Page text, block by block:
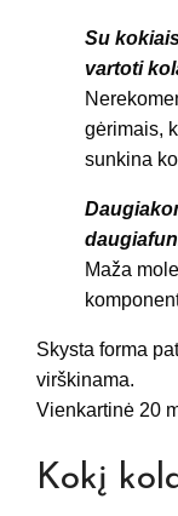
Su
vartoti
gėrimais,
sunkina
Maža
Skysta forma
virškinama.
Vienkartinė 20
Kokį